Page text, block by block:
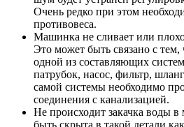
Очень редко при этом
противовеса.
Машинка не сливает или
Это может быть связано с тем,
одной из составляющих
патрубок, насос, фильтр,
самой системы необходимо
соединения с канализацией.
Не происходит закачка воды
быть скрыта в такой детали